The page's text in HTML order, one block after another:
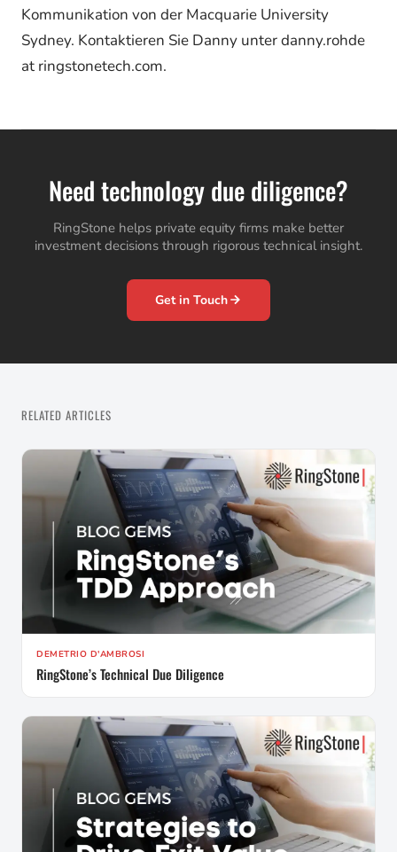
Kommunikation von der Macquarie University
Sydney. Kontaktieren Sie Danny unter danny.rohde
at ringstonetech.com.
Need technology due diligence?
RingStone helps private equity firms make better
investment decisions through rigorous technical insight.
Get in Touch
RELATED ARTICLES
DEMETRIO D'AMBROSI
RingStone’s Technical Due Diligence